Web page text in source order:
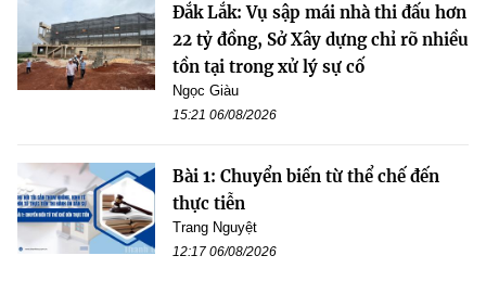
Đắk Lắk: Vụ sập mái nhà thi đấu hơn
22 tỷ đồng, Sở Xây dựng chỉ rõ nhiều
tồn tại trong xử lý sự cố
Ngọc Giàu
15:21 06/08/2026
Bài 1: Chuyển biến từ thể chế đến
thực tiễn
Trang Nguyệt
12:17 06/08/2026